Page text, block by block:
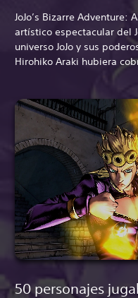
JoJo’s Bizarre
artístico espectacular del
universo JoJo y sus
Hirohiko Araki hubiera
50 personajes